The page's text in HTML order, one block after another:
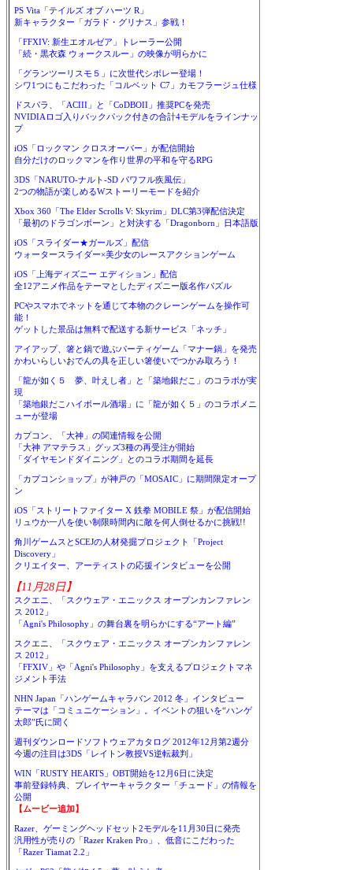
PS Vita「テイルズ オブ ハーツ R」
新キャラクター「ガラド・グリナス」参戦！
「FFXIV: 新生エオルゼア」トレーラー公開
「続・黒衣森 ウォークスルー」の映像が明らかに
「グランツーリスモ５」に次世代シボレー登場！
シワ1つにもこだわった「コルベット C7」カモフラージュ仕様
ドスパラ、「ACIII」と「CoDBOII」推奨PCを発売
NVIDIAロゴ入りバックパック付きの合計4モデルをラインナッ
プ
iOS「ロックマン クロスオーバー」が配信開始
自分だけのロックマンを作り世界の平和を守るRPG
3DS「NARUTO-ナルト-SD パワフル疾風伝」
2つの物語が楽しめるWストーリーモードを紹介
Xbox 360「The Elder Scrolls V: Skyrim」DLC第3弾配信決定
「最初のドラゴンボーン」と対決する「Dragonborn」日本語版
iOS「スライダー★ガールズ」配信
ウォータースライダー×美少女のレースアクションゲーム
iOS「上海ディズニー エディション」配信
全12アニメ作品をテーマとしたディズニー版名作パズル
PCやスマホでネットを通じて本物のクレーンゲームを操作可
能！
ゲットした景品は無料で配送する新サービス「ネッチ」
アイアップ、箸と鍋で遊ぶパーティゲーム「マナー鍋」を発売
かわいらしいおでんの具を正しい箸使いでつかみ取ろう！
「龍が如く５ 夢、叶えし者」と「築地銀だこ」のコラボが実
現
「築地銀だこハイボール酒場」に「龍が如く５」のコラボメニ
ューが登場
カプコン、「大神」の関連情報を公開
「大神 アマテラス」グッズ3種の再受注が開始
「ダイヤモンドダイニング」とのコラボ期間を延長
「カプコンショップ」が神戸の「MOSAIC」に期間限定オープ
ン
iOS「ストリートファイター X 鉄拳 MOBILE 祭」が配信開始
リュウか一八を使い制限時間内に敵を何人倒せるかに挑戦!!
角川ゲームスとSCEJの人材発掘プロジェクト「Project
Discovery」
クリエイター、アーティストの応援インタビューを公開
【11月28日】
スクエニ、「スクウェア・エニックス オープンカンファレン
ス 2012」
「Agni's Philosophy」の舞台裏を明らかにする“アート編”
スクエニ、「スクウェア・エニックス オープンカンファレン
ス 2012」
「FFXIV」や「Agni's Philosophy」を支えるプロジェクトマネ
ジメント手法
NHN Japan「ハンゲームキャラバン 2012 冬」インタビュー
テーマは「コミュニケーション」。イベントの狙いを“ハンゲ
太郎”氏に聞く
週刊ダウンロードソフトウェアカタログ 2012年12月第2週分
今週の注目は3DS「レイトン教授VS逆転裁判」
WIN「RUSTY HEARTS」OBT開始を12月6日に決定
事前登録特典、プレイヤーキャラクター「チュード」の情報を
公開
【ムービー追加】
Razer、ゲーミングヘッドセット2モデルを11月30日に発売
汎用性が売りの「Razer Kraken Pro」、低音にこだわった
「Razer Tiamat 2.2」